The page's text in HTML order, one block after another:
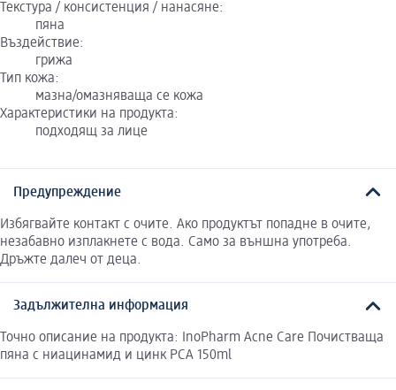
Текстура / консистенция / нанасяне:
пяна
Въздействие:
грижа
Тип кожа:
мазна/омазняваща се кожа
Характеристики на продукта:
подходящ за лице
Предупреждение
Избягвайте контакт с очите. Ако продуктът попадне в очите,
незабавно изплакнете с вода. Само за външна употреба.
Дръжте далеч от деца.
Задължителна информация
Точно описание на продукта: InoPharm Acne Care Почистваща
пяна с ниацинамид и цинк PCA 150ml